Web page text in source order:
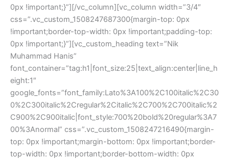
0px !important;}”][/vc_column][vc_column width=”3/4″
css=”.vc_custom_1508247687300{margin-top: 0px
!important;border-top-width: 0px !important;padding-top:
0px !important;}”][vc_custom_heading text=”Nik
Muhammad Hanis”
font_container=”tag:h1|font_size:25|text_align:center|line_h
eight:1″
google_fonts=”font_family:Lato%3A100%2C100italic%2C30
0%2C300italic%2Cregular%2Citalic%2C700%2C700italic%2
C900%2C900italic|font_style:700%20bold%20regular%3A7
00%3Anormal” css=”.vc_custom_1508247216490{margin-
top: 0px !important;margin-bottom: 0px !important;border-
top-width: 0px !important;border-bottom-width: 0px